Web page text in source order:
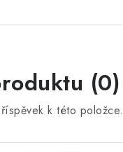
(0)
k této položce.